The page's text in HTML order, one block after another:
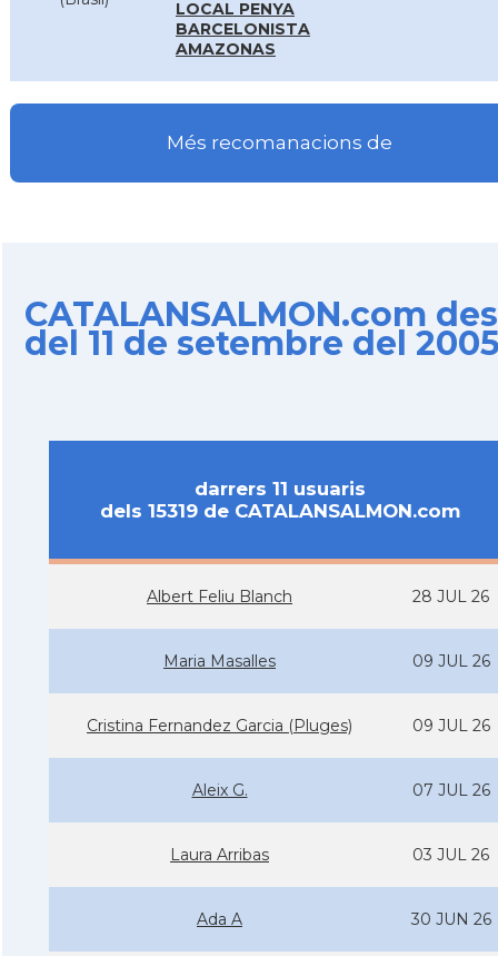
LOCAL PENYA
BARCELONISTA
AMAZONAS
Més recomanacions de
CATALANSALMON.com des
del 11 de setembre del
darrers 11 usuaris
dels 15319 de CATALANSALMON.com
Albert Feliu Blanch 28 JUL 26
Maria Masalles 09 JUL 26
Cristina Fernandez Garcia (Pluges) 09 JUL 26
Aleix G. 07 JUL 26
Laura Arribas 03 JUL 26
Ada A 30 JUN 26